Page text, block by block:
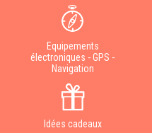
Equipements
électroniques - GPS -
Navigation
Idées cadeaux